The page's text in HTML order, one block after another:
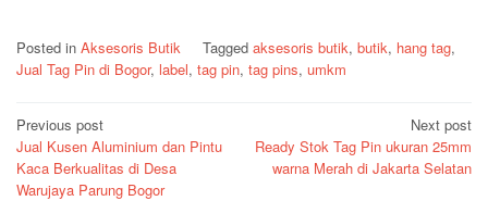
Posted in Aksesoris Butik Tagged aksesoris butik, butik, hang tag,
Jual Tag Pin di Bogor, label, tag pin, tag pins, umkm
Post
navigation
Previous post
Jual Kusen Aluminium dan Pintu
Kaca Berkualitas di Desa
Warujaya Parung Bogor
Next post
Ready Stok Tag Pin ukuran 25mm
warna Merah di Jakarta Selatan